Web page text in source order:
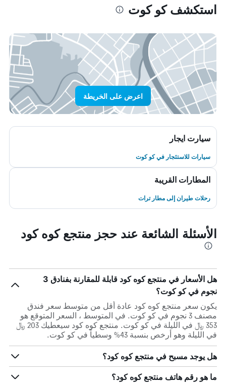
استكشف كو كوت
اعرض على الخريطة
سيارت ايجار
سيارات للاستئجار في كو كوت
المطارات القريبة
رحلات طيران إلى مطار ترات
الأسئلة الشائعة عند حجز منتجع كوه كود
هل الأسعار في منتجع كوه كود قابلة للمقارنة بفنادق 3
نجوم في كو كوت؟
يكون سعر منتجع كوه كود عادة أقل من متوسط ​​سعر فندق
مصنف 3 نجوم في كو كوت. في المتوسط ، السعر المتوقع هو
353 ﷼ في الليلة في كو كوت. منتجع كوه كود سيعطيك 203 ﷼
في الليلة وهو أرخص بنسبة 43% وسطياً في كو كوت.
هل يوجد مسبح في منتجع كوه كود؟
ما هو رقم هاتف منتجع كوه كود؟